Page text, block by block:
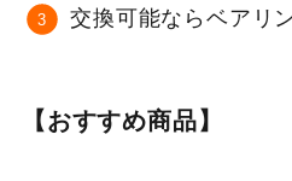
交換可能ならベアリ
【おすすめ商品】